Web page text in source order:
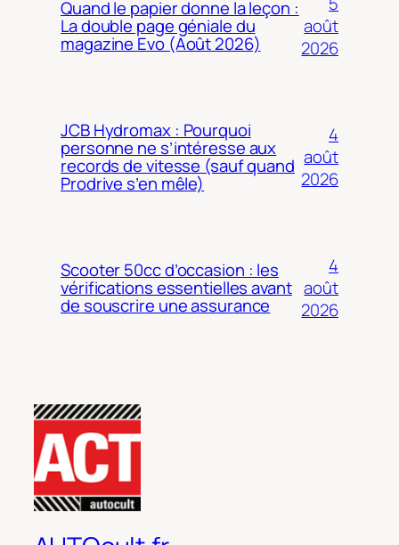
Quand le papier donne la leçon :
La double page géniale du
magazine Evo (Août 2026)
août
2026
JCB Hydromax : Pourquoi
personne ne s’intéresse aux
records de vitesse (sauf quand
Prodrive s’en mêle)
4
août
2026
Scooter 50cc d’occasion : les
vérifications essentielles avant
de souscrire une assurance
4
août
2026